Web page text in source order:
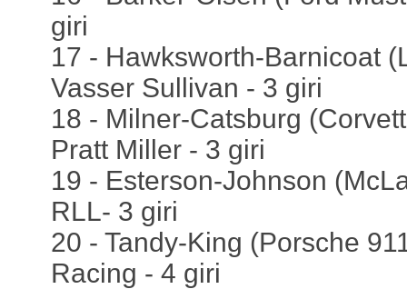
giri
17 - Hawksworth-Barnicoat
Vasser Sullivan - 3 giri
18 - Milner-Catsburg
Pratt Miller - 3 giri
19 - Esterson-Johnson
RLL- 3 giri
20 - Tandy-King (Porsche
Racing - 4 giri